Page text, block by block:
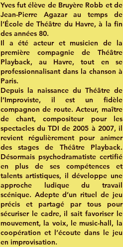
Yves fut élève de Bruyère Robb et de
Jean-Pierre Agazar au temps de
l’École de Théâtre du Havre, à la fin
des années 80.
Il a été acteur et musicien de la
première compagnie de Théâtre
Playback, au Havre, tout en se
professionnalisant dans la chanson à
Paris.
Depuis la naissance du Théâtre de
l’Improviste, il est un fidèle
compagnon de route. Acteur, maître
de chant, compositeur pour les
spectacles du TDI de 2005 à 2007, il
revient régulièrement pour animer
des stages de Théâtre Playback.
Désormais psychodramatiste certifié
en plus de ses compétences et
talents artistiques, il développe une
approche ludique du travail
scénique. Adepte d’un rituel de jeu
précis et partagé par tous pour
sécuriser le cadre, il sait favoriser le
mouvement, la voix, le music-hall, la
coopération et l’écoute dans le jeu
en improvisation.